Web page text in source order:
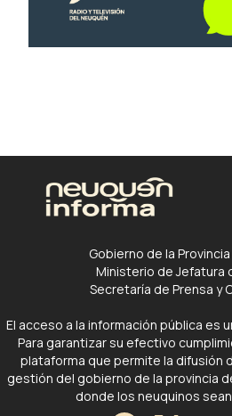
Gobierno de la
Ministerio de Jefatura
Secretaría de Prensa y
El acceso a la información pública es
Para garantizar su efectivo
plataforma que permite la difusión
gestión del gobierno de la provincia
donde los neuquinos